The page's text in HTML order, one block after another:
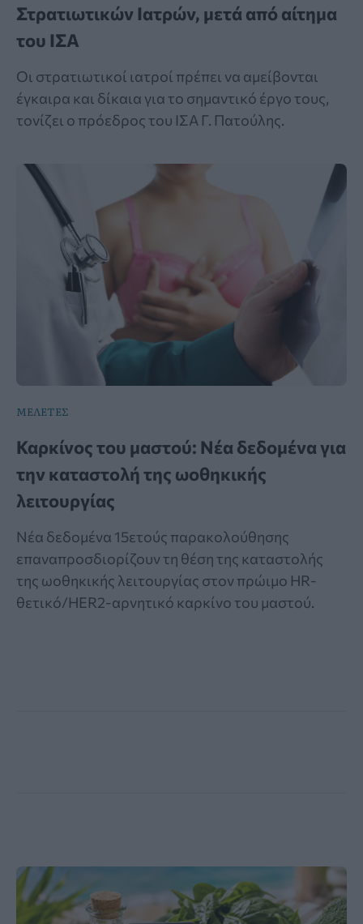
Στρατιωτικών Ιατρών, μετά από αίτημα
του ΙΣΑ
Οι στρατιωτικοί ιατροί πρέπει να αμείβονται
έγκαιρα και δίκαια για το σημαντικό έργο τους,
τονίζει ο πρόεδρος του ΙΣΑ Γ. Πατούλης.
ΜΕΛΕΤΕΣ
Καρκίνος του μαστού: Νέα δεδομένα για
την καταστολή της ωοθηκικής
λειτουργίας
Νέα δεδομένα 15ετούς παρακολούθησης
επαναπροσδιορίζουν τη θέση της καταστολής
της ωοθηκικής λειτουργίας στον πρώιμο HR-
θετικό/HER2-αρνητικό καρκίνο του μαστού.